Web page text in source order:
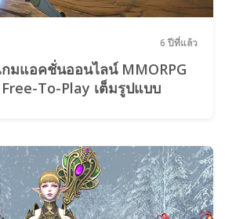
6 ปีที่แล้ว
มแอคชั่นออนไลน์ MMORPG
To-Play เต็มรูปแบบ